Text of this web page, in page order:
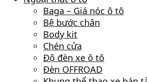
Baga – Giá nóc ô tô
Bệ bước chân
Body kit
Chén cửa
Độ đèn xe ô tô
Đèn OFFROAD